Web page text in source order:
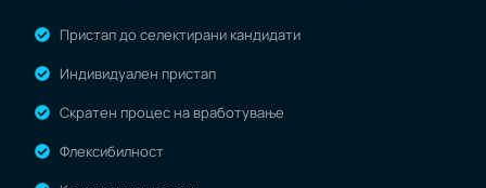
Пристап до селектирани кандидати
Индивидуален пристап
Скратен процес на вработување
Флексибилност